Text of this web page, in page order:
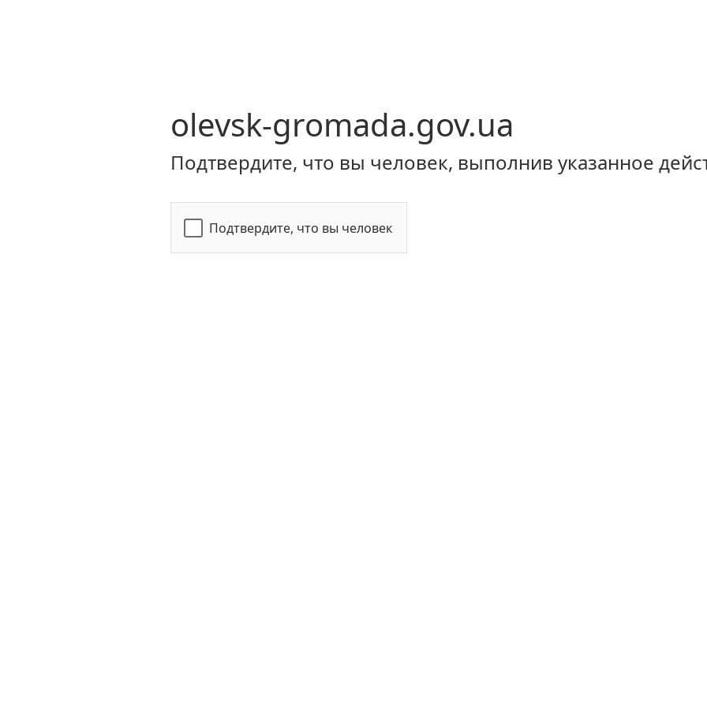
olevsk-gromada.gov.ua
Подтвердите, что вы человек, выполнив указанное
Подтвердите, что вы человек